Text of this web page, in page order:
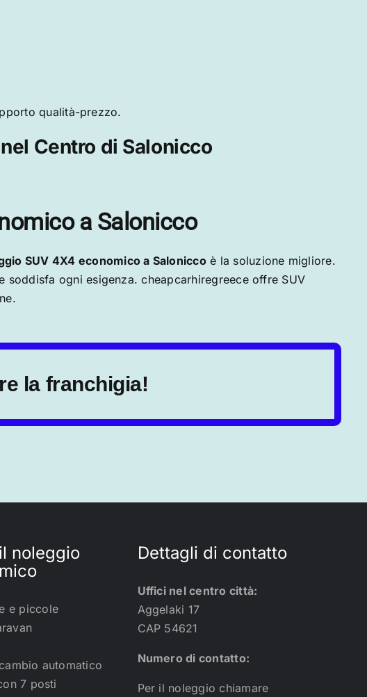
qualità-prezzo.
Centro di Salonicco
a Salonicco
SUV 4X4 economico a Saloniccoè la soluzione migliore.
ogni esigenza. cheapcarhiregreece offre SUV
la franchigia!
noleggio
e piccole
automatico
7 posti
Dettagli di contatto
Uffici nel centro città:
Aggelaki 17
CAP 54621
Numero di contatto:
Per il noleggio chiamare